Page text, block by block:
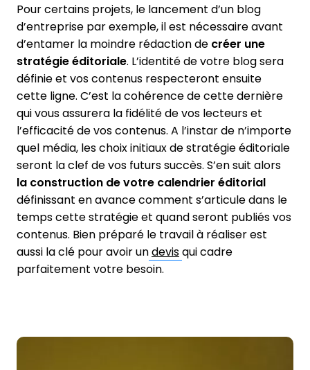
Pour certains projets, le lancement d’un blog
d’entreprise par exemple, il est nécessaire avant
d’entamer la moindre rédaction de créer une
stratégie éditoriale. L’identité de votre blog sera
définie et vos contenus respecteront ensuite
cette ligne. C’est la cohérence de cette dernière
qui vous assurera la fidélité de vos lecteurs et
l’efficacité de vos contenus. A l’instar de n’importe
quel média, les choix initiaux de stratégie éditoriale
seront la clef de vos futurs succès. S’en suit alors
la construction de votre calendrier éditorial
définissant en avance comment s’articule dans le
temps cette stratégie et quand seront publiés vos
contenus. Bien préparé le travail à réaliser est
aussi la clé pour avoir undevisqui cadre
parfaitement votre besoin.